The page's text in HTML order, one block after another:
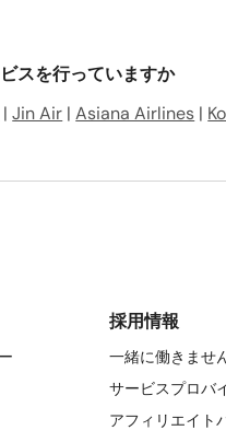
スを行っていますか
|Jin Air |Asiana Airlines |
採用情報
一緒に働きませ
サービスプロバ
アフィリエイト